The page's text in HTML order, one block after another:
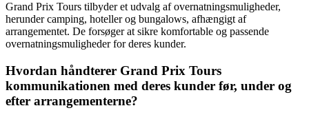
Grand Prix Tours tilbyder et udvalg af overnatningsmuligheder,
herunder camping, hoteller og bungalows, afhængigt af
arrangementet. De forsøger at sikre komfortable og passende
overnatningsmuligheder for deres kunder.
Hvordan håndterer Grand Prix Tours
kommunikationen med deres kunder før, under og
efter arrangementerne?